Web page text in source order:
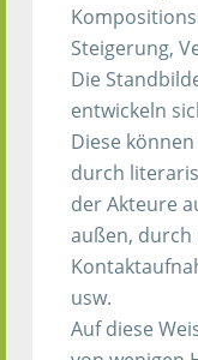
Steigerung,
Die
entwickeln
Diese
durch
der Akteure
außen,
usw.
Auf diese